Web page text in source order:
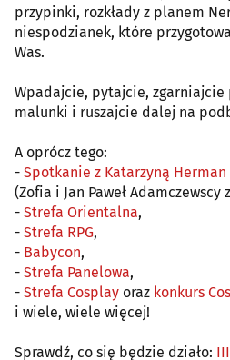
przypinki, rozkłady z planem
niespodzianek, które
Was.
Wpadajcie, pytajcie,
malunki i ruszajcie dalej na
A oprócz tego:
- Spotkanie z Katarzyną
(Zofia i Jan Paweł Adamczewscy z
- Strefa Orientalna,
- Strefa RPG,
- Babycon,
- Strefa Panelowa,
- Strefa Cosplay oraz konkurs
i wiele, wiele więcej!
Sprawdź, co się będzie działo: